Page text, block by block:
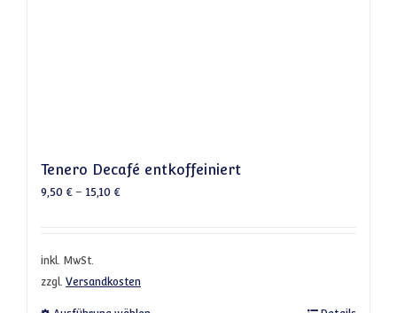
Tenero Decafé entkoffeiniert
9,50 €– 15,10 €
inkl. MwSt.
zzgl. Versandkosten